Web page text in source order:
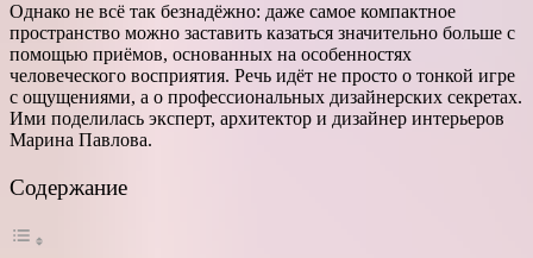
Однако не всё так безнадёжно: даже самое компактное
пространство можно заставить казаться значительно больше с
помощью приёмов, основанных на особенностях
человеческого восприятия. Речь идёт не просто о тонкой игре
с ощущениями, а о профессиональных дизайнерских секретах.
Ими поделилась эксперт, архитектор и дизайнер интерьеров
Марина Павлова.
Содержание